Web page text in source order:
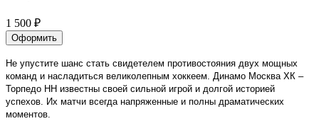
1 500 ₽
Оформить
Не упустите шанс стать свидетелем противостояния двух мощных
команд и насладиться великолепным хоккеем. Динамо Москва ХК –
Торпедо НН известны своей сильной игрой и долгой историей
успехов. Их матчи всегда напряженные и полны драматических
моментов.